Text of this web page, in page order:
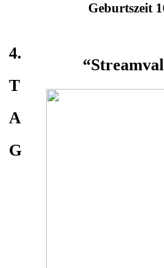
Geburtszeit
4.
T
A
G